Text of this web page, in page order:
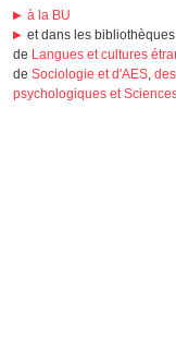
à la BU
et dans les
de Langues et cultures
de Sociologie et d'AES,
psychologiques et